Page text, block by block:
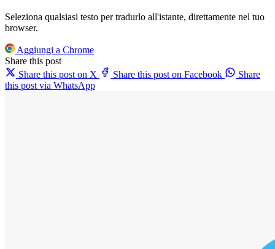
Seleziona qualsiasi testo per tradurlo all'istante, direttamente nel tuo
browser.
Aggiungi a Chrome
Share this post
Share this post on X
Share this post on Facebook
Share
this post via WhatsApp